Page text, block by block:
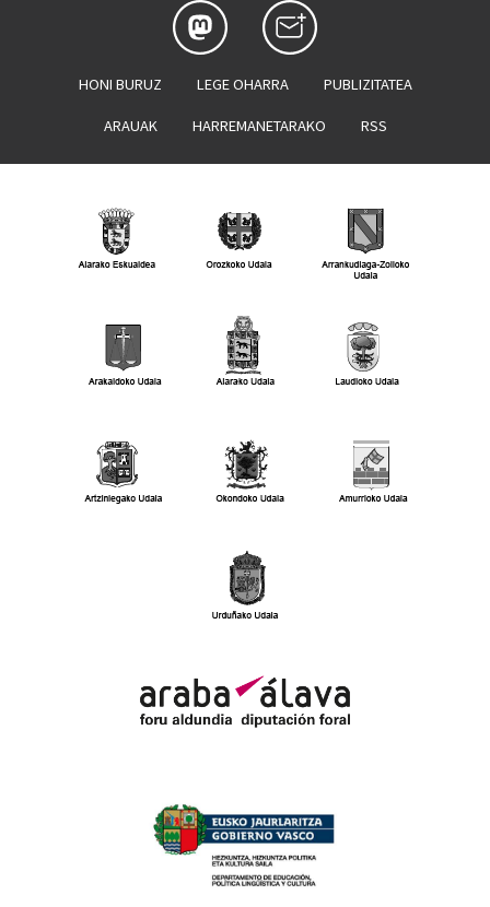
HONI BURUZ LEGE OHARRA PUBLIZITATEA
ARAUAK HARREMANETARAKO RSS